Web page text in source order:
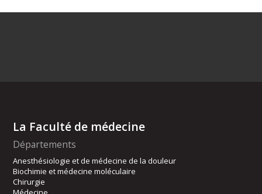
La Faculté de médecine
Départements
Anesthésiologie et de médecine de la douleur
Biochimie et médecine moléculaire
Chirurgie